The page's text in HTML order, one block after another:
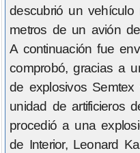
descubrió un
metros de un avión
A continuación fue
comprobó, gracias a
de explosivos
unidad de artificieros
procedió a una
de Interior, Leonard